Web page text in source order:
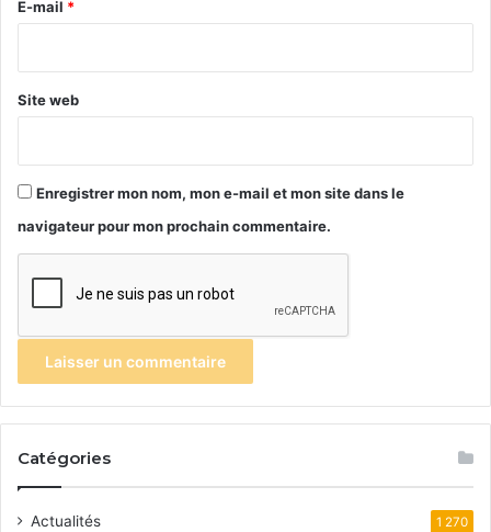
e
E-mail *
Site web
Enregistrer mon nom, mon e-mail et mon site dans le
navigateur pour mon prochain commentaire.
Catégories
Actualités 1 270